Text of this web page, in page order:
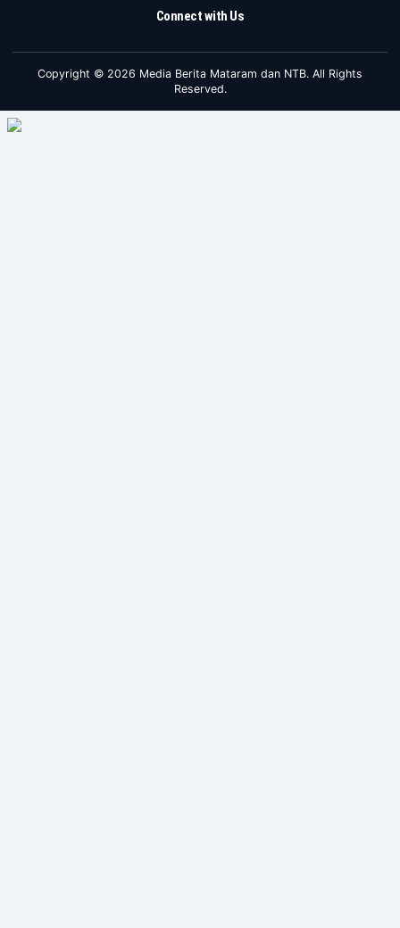
Connect with Us
Copyright © 2026 Media Berita Mataram dan NTB. All Rights
Reserved.